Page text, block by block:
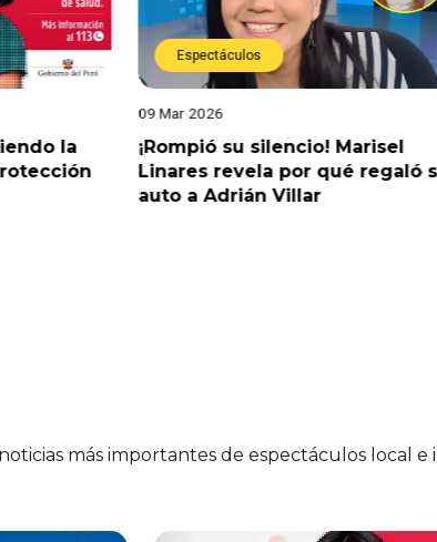
la
Espectáculos
09 Mar 2026
¡Rompió su silencio! Marisel
Linares revela por qué regaló
auto a Adrián Villar
más importantes de espectáculos local e